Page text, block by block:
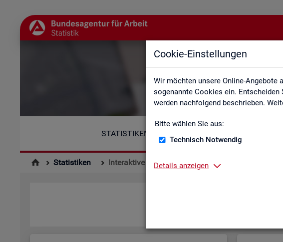
Cookie-Einstellungen
Wir möchten unsere Online-Angebote
sogenannte Cookies ein.
werden nachfolgend beschrieben.
Bitte wählen Sie aus:
Technisch Notwendig
Details anzeigen
STATISTIKEN
Statistiken Interaktive Statistiken